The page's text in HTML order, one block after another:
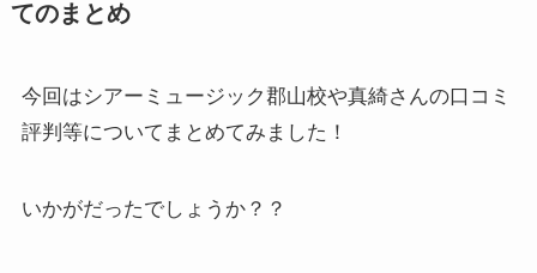
てのまとめ
今回はシアーミュージック郡山校や真綺さんの口コミ
評判等についてまとめてみました！
いかがだったでしょうか？？